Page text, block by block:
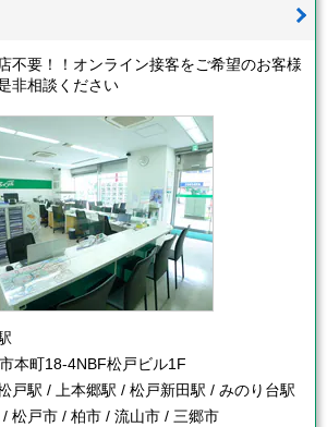
不要！！オンライン接客をご希望のお客様
非相談ください
本町18-4NBF松戸ビル1F
戸駅 / 上本郷駅 / 松戸新田駅 / みのり台駅
松戸市 / 柏市 / 流山市 / 三郷市